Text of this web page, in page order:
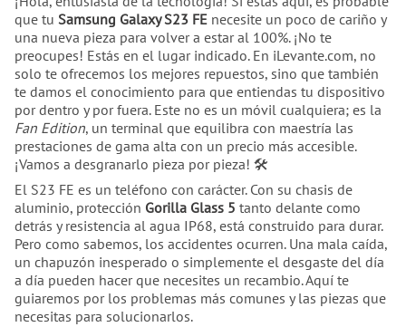
que tu Samsung Galaxy S23 FE necesite un poco de cariño y
una nueva pieza para volver a estar al 100%. ¡No te
preocupes! Estás en el lugar indicado. En iLevante.com, no
solo te ofrecemos los mejores repuestos, sino que también
te damos el conocimiento para que entiendas tu dispositivo
por dentro y por fuera. Este no es un móvil cualquiera; es la
Fan Edition, un terminal que equilibra con maestría las
prestaciones de gama alta con un precio más accesible.
¡Vamos a desgranarlo pieza por pieza! 🛠️
El S23 FE es un teléfono con carácter. Con su chasis de
aluminio, protección Gorilla Glass 5 tanto delante como
detrás y resistencia al agua IP68, está construido para durar.
Pero como sabemos, los accidentes ocurren. Una mala caída,
un chapuzón inesperado o simplemente el desgaste del día
a día pueden hacer que necesites un recambio. Aquí te
guiaremos por los problemas más comunes y las piezas que
necesitas para solucionarlos.